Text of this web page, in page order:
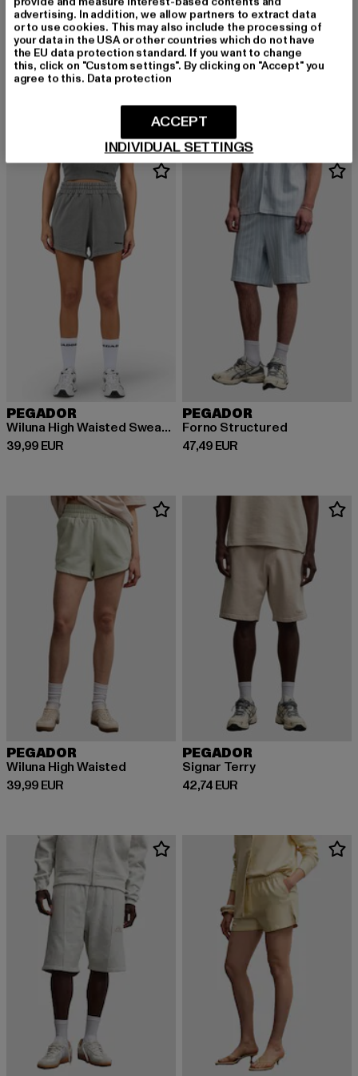
PEGADOR
Logo Heavy
Derzeitiger Preis: 37,99 EUR
PEGADOR
39,99 EUR
Derzeitiger Preis: 39,99 EUR
PEGADOR
Wiluna High Waisted Sweatshorts
39,99 EUR
Derzeitiger Preis: 39,99 EUR
PEGADOR
Forno Structured
47,49 EUR
Derzeitiger Preis: 47,49 EUR
PEGADOR
Wiluna High Waisted
39,99 EUR
Derzeitiger Preis: 39,99 EUR
PEGADOR
Signar Terry
42,74 EUR
Derzeitiger Preis: 42,74 EUR
advertising. In addition, we allow partners to extract data
or to use cookies. This may also include the processing of
your data in the USA or other countries which do not have
the EU data protection standard. If you want to change
this, click on "Custom settings". By clicking on "Accept" you
agree to this. Data protection
INDIVIDUAL SETTINGS
ACCEPT